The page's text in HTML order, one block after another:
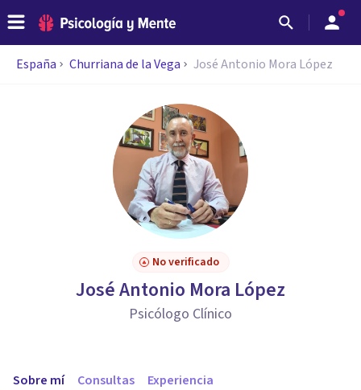
España Churriana de la Vega José Antonio Mora López
No verificado
José Antonio Mora López
Psicólogo Clínico
Sobre mí Consultas Experiencia